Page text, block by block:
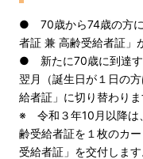
● 70歳から74歳の方に
者証 兼 高齢受給者証」
● 新たに70歳に到達す
翌月（誕生日が１日の
給者証」に切り替わりま
※ 令和３年10月以降は
齢受給者証を１枚のカ
受給者証」を交付します